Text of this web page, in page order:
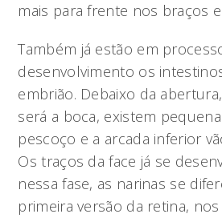
mais para frente nos braços
Também já estão em
desenvolvimento os
embrião. Debaixo da
será a boca, existem
pescoço e a arcada inferior
Os traços da face já se
nessa fase, as narinas se
primeira versão da retina,